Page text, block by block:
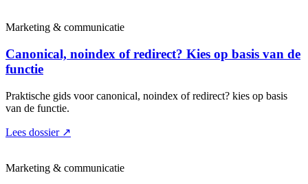
Marketing & communicatie
Canonical, noindex of redirect? Kies op basis van de
functie
Praktische gids voor canonical, noindex of redirect? kies op basis
van de functie.
Lees dossier ↗
Marketing & communicatie